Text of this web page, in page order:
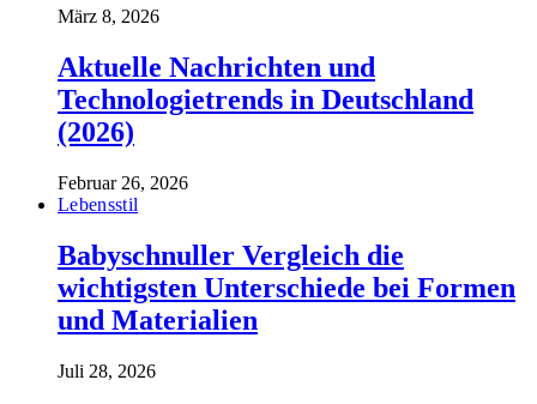
März 8, 2026
Aktuelle Nachrichten und
Technologietrends in Deutschland
(2026)
Februar 26, 2026
Lebensstil
Babyschnuller Vergleich die
wichtigsten Unterschiede bei Formen
und Materialien
Juli 28, 2026